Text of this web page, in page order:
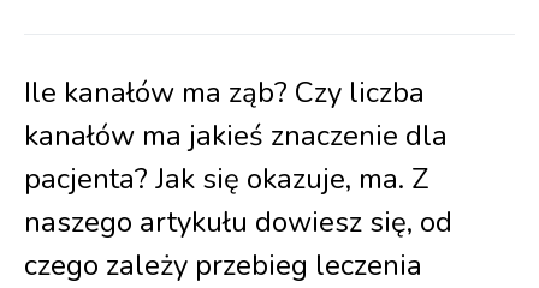
Ile kanałów ma ząb? Czy liczba
kanałów ma jakieś znaczenie dla
pacjenta? Jak się okazuje, ma. Z
naszego artykułu dowiesz się, od
czego zależy przebieg leczenia